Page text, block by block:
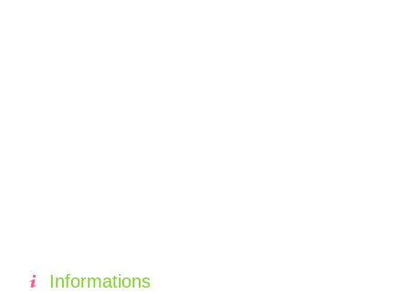
Informations